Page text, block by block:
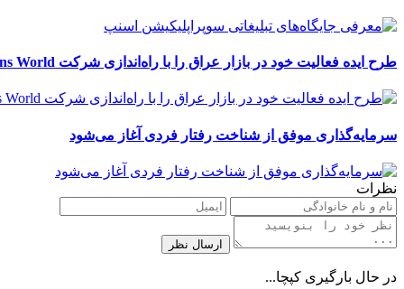
طرح ایده فعالیت خود در بازار عراق را با راه‌اندازی شرکت Retail Solutions World آغاز کرد
سرمایه‌گذاری موفق از شناخت رفتار فردی آغاز می‌شود
نظرات
در حال بارگیری کپچا...